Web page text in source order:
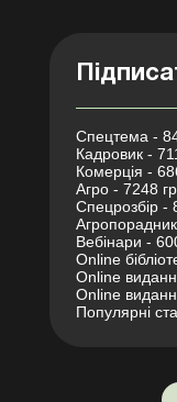
Спецтема -
Кадровик -
Комерція -
Агро - 7248
Спецрозбір -
Вебінари -
Online
Online
Online
Популярні